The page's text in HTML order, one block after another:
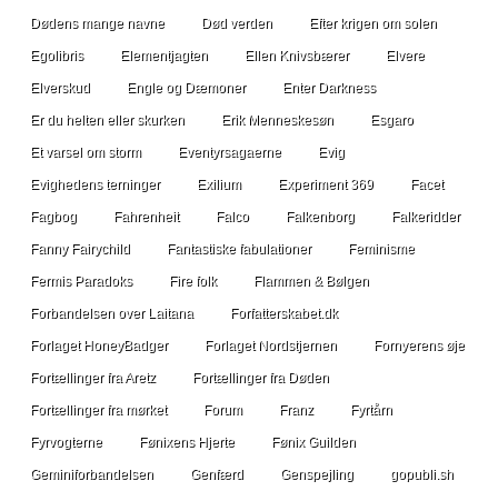
Dødens mange navne Død verden Efter krigen om solen
Egolibris Elementjagten Ellen Knivsbærer Elvere
Elverskud Engle og Dæmoner Enter Darkness
Er du helten eller skurken Erik Menneskesøn Esgaro
Et varsel om storm Eventyrsagaerne Evig
Evighedens terninger Exilium Experiment 369 Facet
Fagbog Fahrenheit Falco Falkenborg Falkeridder
Fanny Fairychild Fantastiske fabulationer Feminisme
Fermis Paradoks Fire folk Flammen & Bølgen
Forbandelsen over Laitana Forfatterskabet.dk
Forlaget HoneyBadger Forlaget Nordstjernen Fornyerens øje
Fortællinger fra Aretz Fortællinger fra Døden
Fortællinger fra mørket Forum Franz Fyrtårn
Fyrvogterne Fønixens Hjerte Fønix Guilden
Geminiforbandelsen Genfærd Genspejling gopubli.sh